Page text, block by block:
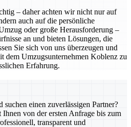
– daher achten wir nicht nur auf
auch auf die persönliche
oder große Herausforderung –
an und bieten Lösungen, die
Sie sich von uns überzeugen und
dem Umzugsunternehmen Koblenz zu
Erfahrung.
suchen einen zuverlässigen Partner?
Ihnen von der ersten Anfrage bis zum
transparent und